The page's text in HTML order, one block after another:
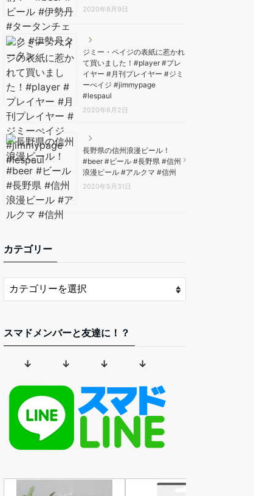
2020年6月9日
ジミー・ペイジの表紙に惹かれ
て買いました！#player #プレ
イヤー #月刊プレイヤー #ジミ
ーぺイジ #jimmypage
#lespaul
2020年6月2日
長野県の信州浪漫ビール！
#beer #ビール #長野県 #信州
浪漫ビール #アルクマ #信州
2020年5月31日
カテゴリー
スマドメンバーと友達に！？
↓ ↓ ↓ ↓